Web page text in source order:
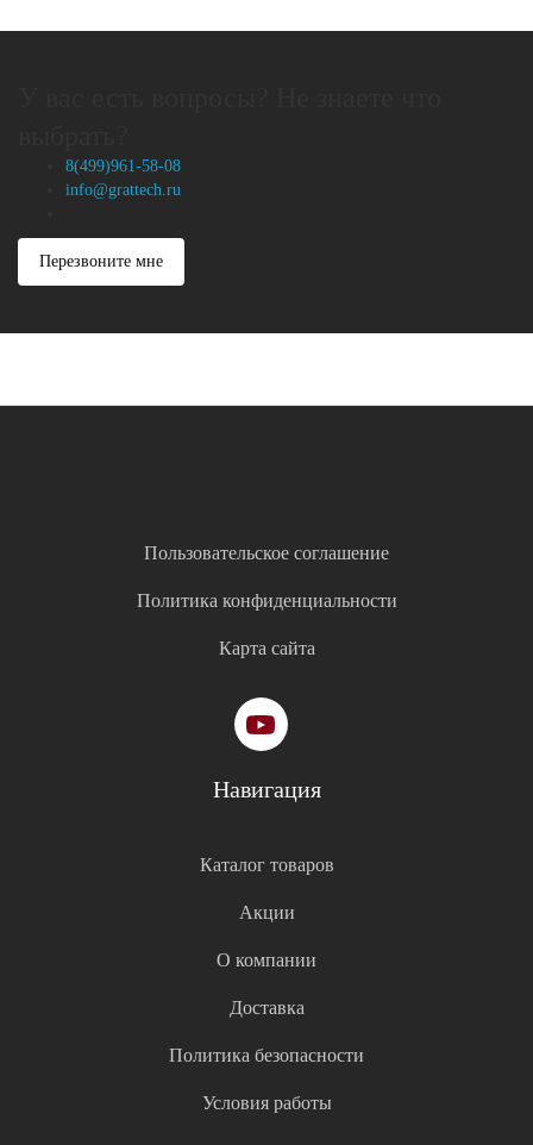
8(499)961-58-08
info@grattech.ru
Перезвоните мне
Пользовательское соглашение
Политика конфиденциальности
Карта сайта
Навигация
Каталог товаров
Акции
О компании
Доставка
Политика безопасности
Условия работы